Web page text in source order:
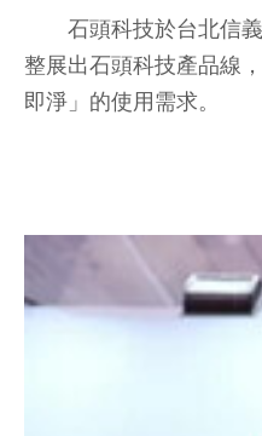
石頭科技於台北信義
整展出石頭科技產品線
即淨」的使用需求。